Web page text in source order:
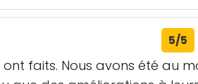
5/5
faits. Nous avons été au